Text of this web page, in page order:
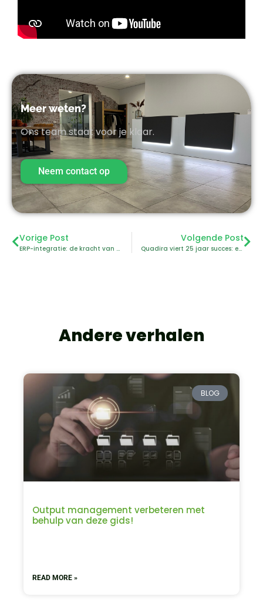
Meer weten?
Ons team staat voor je klaar.
Neem contact op
Vorige Post
ERP-integratie: de kracht van Quadira Advanced-Forms®
Volgende Post
Quadira viert 25 jaar succes: een dag om nooit te vergeten
Andere verhalen
BLOG
Output management verbeteren met
behulp van deze gids!
READ MORE »